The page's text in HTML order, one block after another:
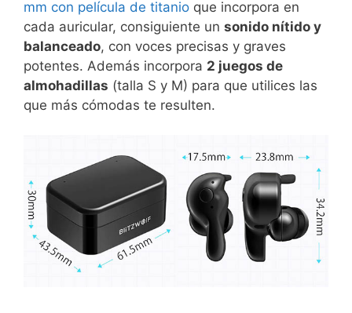
mm con película de titanio que incorpora en
cada auricular, consiguiente un sonido nítido y
balanceado, con voces precisas y graves
potentes. Además incorpora 2 juegos de
almohadillas (talla S y M) para que utilices las
que más cómodas te resulten.